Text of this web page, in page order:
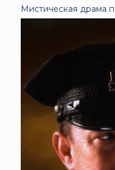
Мистическая драма